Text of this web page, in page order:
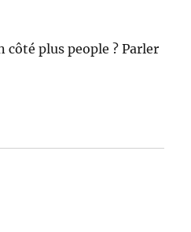
plus people ? Parler